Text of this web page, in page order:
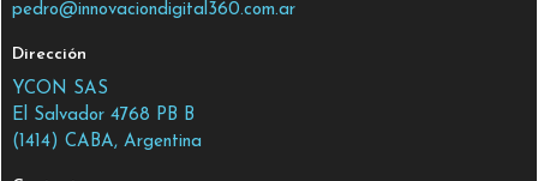
pedro@innovaciondigital360.com.ar
Dirección
YCON SAS
El Salvador 4768 PB B
(1414) CABA, Argentina